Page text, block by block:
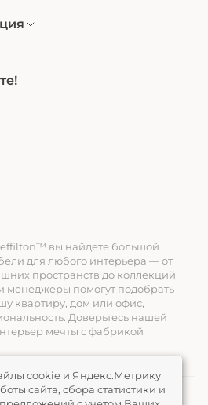
вы найдете большой
для любого интерьера — от
пространств до коллекций
помогут подобрать
квартиру, дом или офис,
Доверьтесь нашей
мечты с фабрикой
cookie и Яндекс.Метрику
сайта, сбора статистики и